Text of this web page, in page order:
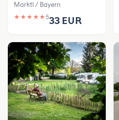
Marktl / Bayern
★ ★ ★ ★ ★533 EUR